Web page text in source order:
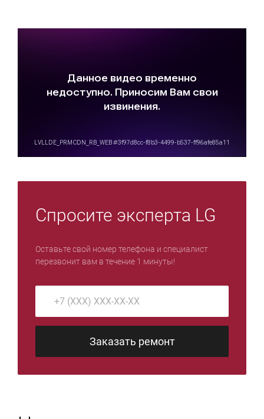
Спросите эксперта LG
Оставьте свой номер телефона и специалист
перезвонит вам в течение 1 минуты!
Заказать ремонт